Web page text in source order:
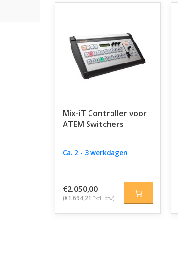
Mix-iT Controller voor
ATEM Switchers
Ca. 2 - 3 werkdagen
€2.050,00
(€1.694,21 Excl. btw)